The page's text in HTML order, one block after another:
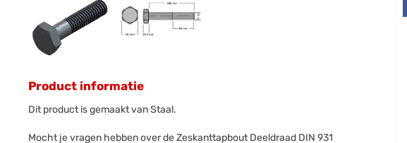
Product informatie
Dit product is gemaakt van Staal.
Mocht je vragen hebben over de Zeskanttapbout Deeldraad DIN 931